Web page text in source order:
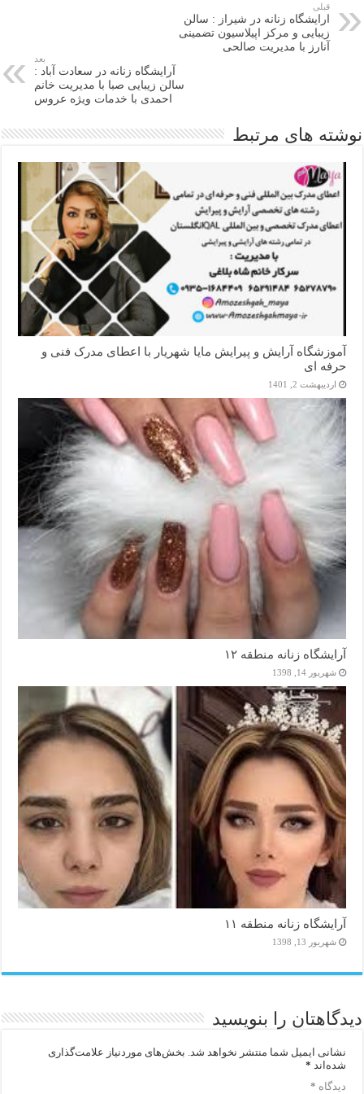
قبلی
ارایشگاه زنانه در شیراز : سالن
زیبایی و مرکز اپیلاسیون تضمینی
آنارز با مدیریت صالحی
بعد
آرایشگاه زنانه در سعادت آباد :
سالن زیبایی صبا با مدیریت خانم
احمدی با خدمات ویژه عروس
نوشته های مرتبط
آموزشگاه آرایش و پیرایش مایا شهریار با اعطای مدرک فنی و
حرفه ای
اردیبهشت 2, 1401
آرایشگاه زنانه منطقه ۱۲
شهریور 14, 1398
آرایشگاه زنانه منطقه ۱۱
شهریور 13, 1398
دیدگاهتان را بنویسید
نشانی ایمیل شما منتشر نخواهد شد. بخش‌های موردنیاز علامت‌گذاری
شده‌اند *
دیدگاه *